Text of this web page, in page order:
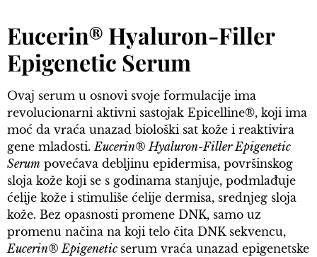
Eucerin® Hyaluron-Filler
Epigenetic Serum
Ovaj serum u osnovi svoje formulacije ima
revolucionarni aktivni sastojak Epicelline®, koji ima
moć da vraća unazad biološki sat kože i reaktivira
gene mladosti. Eucerin® Hyaluron-Filler Epigenetic
Serum povećava debljinu epidermisa, površinskog
sloja kože koji se s godinama stanjuje, podmlađuje
ćelije kože i stimuliše ćelije dermisa, srednjeg sloja
kože. Bez opasnosti promene DNK, samo uz
promenu načina na koji telo čita DNK sekvencu,
Eucerin® Epigenetic serum vraća unazad epigenetske